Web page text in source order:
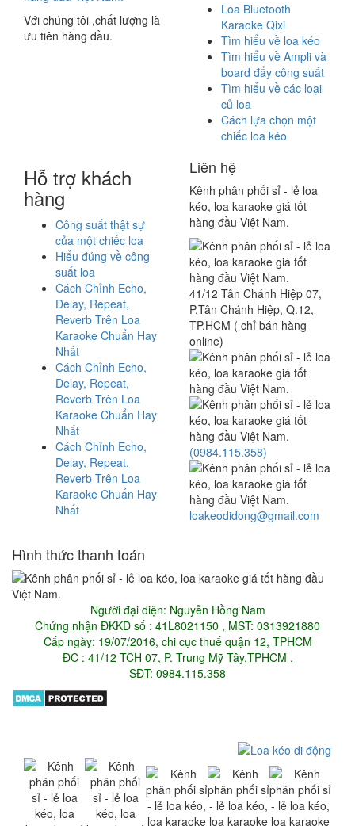
Với chúng tôi ,chất lượng là
ưu tiên hàng đầu.
Loa Bluetooth
Karaoke Qixi
Tìm hiểu về loa kéo
Tìm hiểu về Ampli và
board đẩy công suất
Tìm hiểu về các loại
củ loa
Cách lựa chọn một
chiếc loa kéo
Hỗ trợ khách
hàng
Công suất thật sự
của một chiếc loa
Hiểu đúng về công
suất loa
Cách Chỉnh Echo,
Delay, Repeat,
Reverb Trên Loa
Karaoke Chuẩn Hay
Nhất
Cách Chỉnh Echo,
Delay, Repeat,
Reverb Trên Loa
Karaoke Chuẩn Hay
Nhất
Cách Chỉnh Echo,
Delay, Repeat,
Reverb Trên Loa
Karaoke Chuẩn Hay
Nhất
Liên hệ
Kênh phân phối sỉ - lẻ loa
kéo, loa karaoke giá tốt
hàng đầu Việt Nam.
41/12 Tân Chánh Hiệp 07,
P.Tân Chánh Hiệp, Q.12,
TP.HCM ( chỉ bán hàng
online)
(0984.115.358)
loakeodidong@gmail.com
Hình thức thanh toán
Người đại diện: Nguyễn Hồng Nam
Chứng nhận ĐKKD số : 41L8021150 , MST: 0313921880
Cấp ngày: 19/07/2016, chi cục thuế quận 12, TPHCM
ĐC : 41/12 TCH 07, P. Trung Mỹ Tây,TPHCM .
SĐT: 0984.115.358